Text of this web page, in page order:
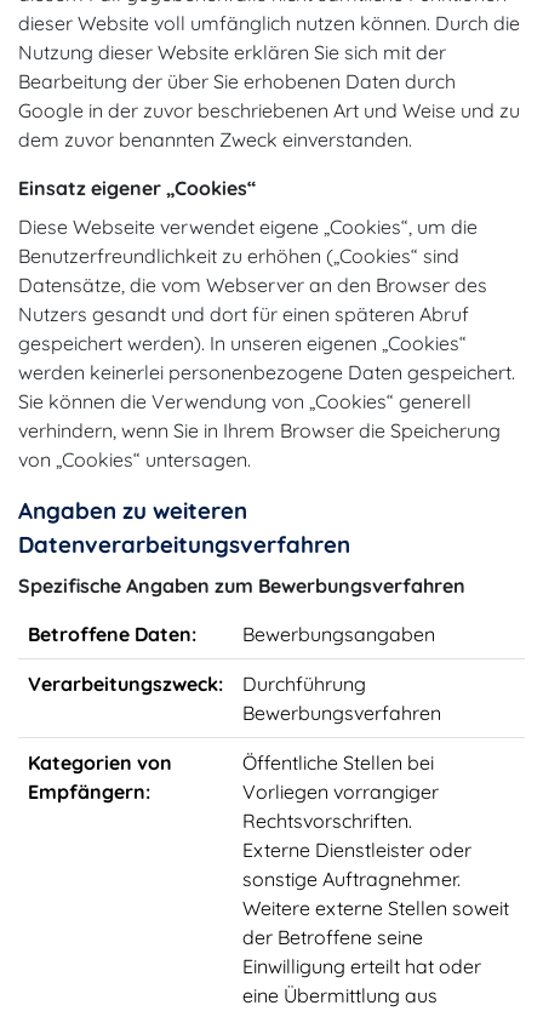
dieser Website voll umfänglich nutzen können. Durch die
Nutzung dieser Website erklären Sie sich mit der
Bearbeitung der über Sie erhobenen Daten durch
Google in der zuvor beschriebenen Art und Weise und zu
dem zuvor benannten Zweck einverstanden.
Einsatz eigener „Cookies“
Diese Webseite verwendet eigene „Cookies“, um die
Benutzerfreundlichkeit zu erhöhen („Cookies“ sind
Datensätze, die vom Webserver an den Browser des
Nutzers gesandt und dort für einen späteren Abruf
gespeichert werden). In unseren eigenen „Cookies“
werden keinerlei personenbezogene Daten gespeichert.
Sie können die Verwendung von „Cookies“ generell
verhindern, wenn Sie in Ihrem Browser die Speicherung
von „Cookies“ untersagen.
Angaben zu weiteren
Datenverarbeitungsverfahren
Spezifische Angaben zum Bewerbungsverfahren
Betroffene Daten:
Bewerbungsangaben
Verarbeitungszweck:
Durchführung
Bewerbungsverfahren
Kategorien von
Empfängern:
Öffentliche Stellen bei
Vorliegen vorrangiger
Rechtsvorschriften.
Externe Dienstleister oder
sonstige Auftragnehmer.
Weitere externe Stellen soweit
der Betroffene seine
Einwilligung erteilt hat oder
eine Übermittlung aus